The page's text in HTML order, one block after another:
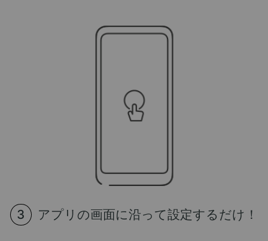
アプリの画面に沿って設定するだけ！